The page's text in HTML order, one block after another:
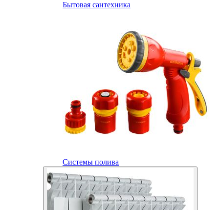
Бытовая сантехника
Системы полива